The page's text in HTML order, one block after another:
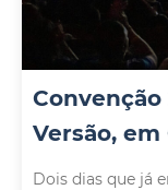
Convenção
Versão,
Dois dias que já